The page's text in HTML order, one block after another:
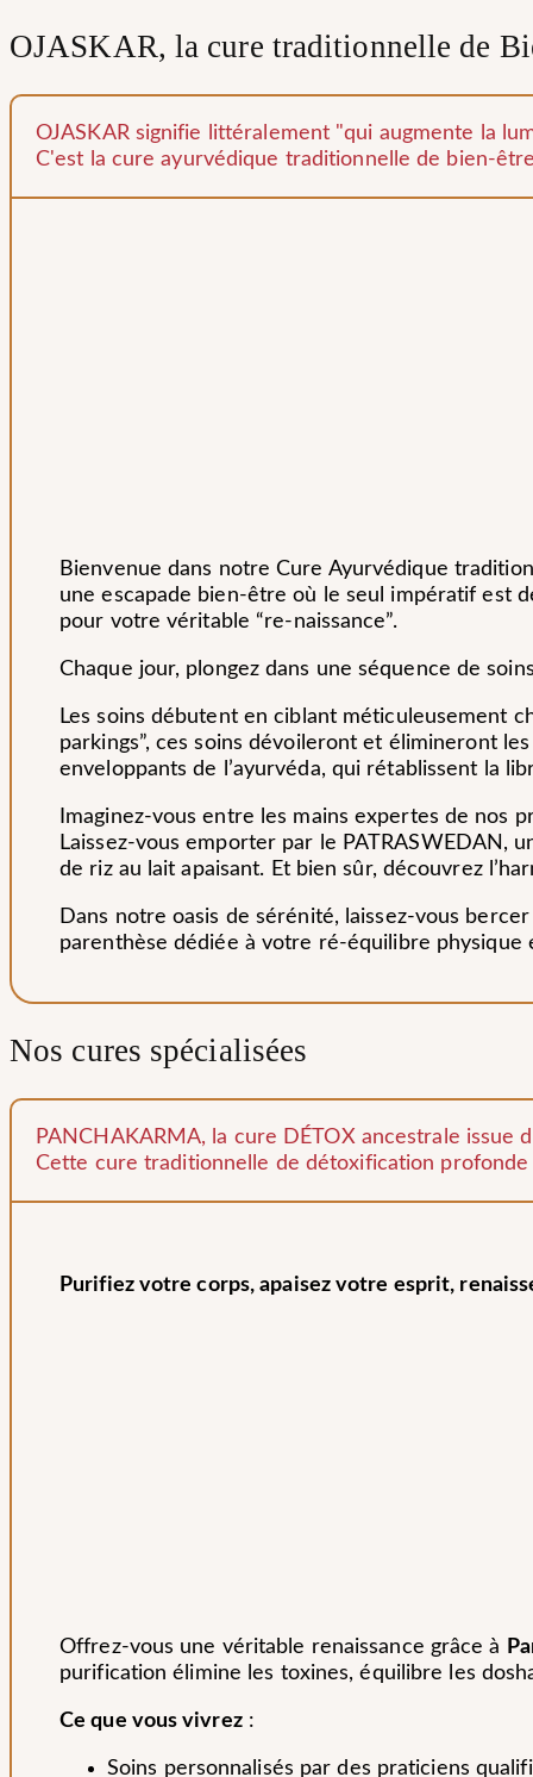
OJASKAR, la cure traditionnelle de
OJASKAR signifie littéralement "qui augmente la
C'est la cure ayurvédique traditionnelle de bien-
Bienvenue dans notre Cure Ayurvédique
une escapade bien-être où le seul impératif est
pour votre véritable “re-naissance”.
Chaque jour, plongez dans une séquence de
Les soins débutent en ciblant méticuleusement
parkings”, ces soins dévoileront et élimineront
enveloppants de l’ayurvéda, qui rétablissent la
Imaginez-vous entre les mains expertes de nos
Laissez-vous emporter par le PATRASWEDAN,
de riz au lait apaisant. Et bien sûr, découvrez
Dans notre oasis de sérénité, laissez-vous
parenthèse dédiée à votre ré-équilibre
Nos cures spécialisées
PANCHAKARMA, la cure DÉTOX ancestrale issue
Cette cure traditionnelle de détoxification
Purifiez votre corps, apaisez votre esprit,
Offrez-vous une véritable renaissance grâce à
purification élimine les toxines, équilibre les
Ce que vous vivrez:
Soins personnalisés par des praticiens